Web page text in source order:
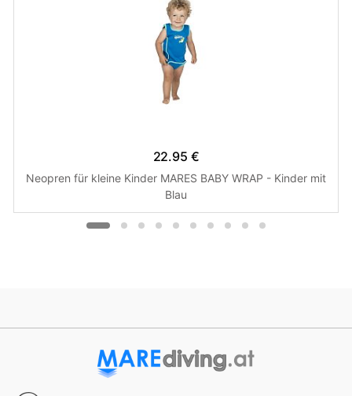
22.95 €
Neopren für kleine Kinder MARES BABY WRAP - Kinder mit
Blau